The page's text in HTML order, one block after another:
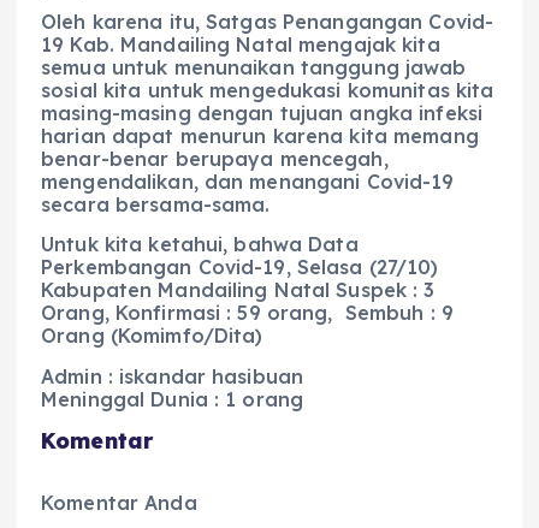
Oleh karena itu, Satgas Penangangan Covid-
19 Kab. Mandailing Natal mengajak kita
semua untuk menunaikan tanggung jawab
sosial kita untuk mengedukasi komunitas kita
masing-masing dengan tujuan angka infeksi
harian dapat menurun karena kita memang
benar-benar berupaya mencegah,
mengendalikan, dan menangani Covid-19
secara bersama-sama.
Untuk kita ketahui, bahwa Data
Perkembangan Covid-19, Selasa (27/10)
Kabupaten Mandailing Natal Suspek : 3
Orang, Konfirmasi : 59 orang, Sembuh : 9
Orang (Komimfo/Dita)
Admin : iskandar hasibuan
Meninggal Dunia : 1 orang
Komentar
Komentar Anda